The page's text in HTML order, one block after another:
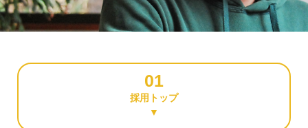
01
採用トップ
▼
お問い合わせ